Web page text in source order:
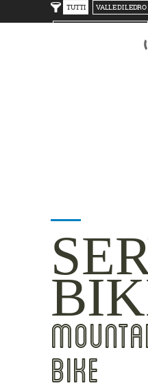
TUTTI VALLE DI LEDRO
ROVERETO M.BALDO V/
BIKE